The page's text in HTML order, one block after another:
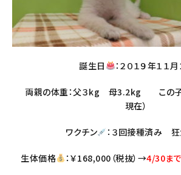
誕生日 ：２０１９年１１
両親の体重：父３kg 母3.2kg この子
現在）
ワクチン ：３回接種済み
生体価格 ：￥168,000（税抜）→4/30まで